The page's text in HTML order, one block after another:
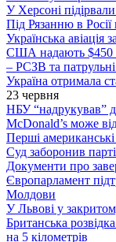
У Херсоні
Під Рязанню в Росії
Українська авіація
США надають $450
– РСЗВ та
Україна отримала
23 червня
НБУ “надрукував”
McDonald’s може
Перші
Суд заборонив
Документи про
Європарламент
Молдови
У Львові у
Британська
на 5 кілометрів